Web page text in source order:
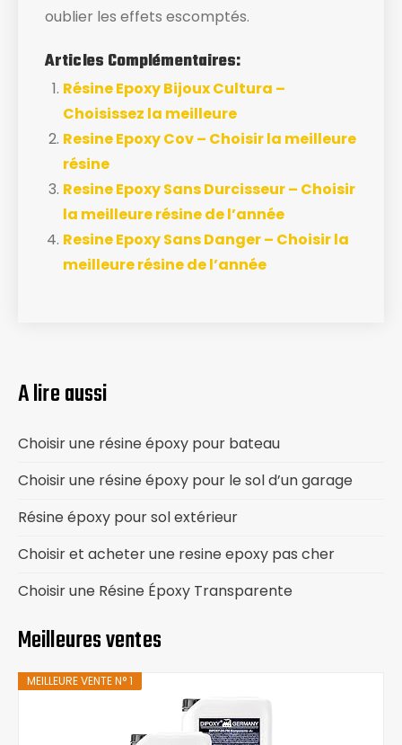
oublier les effets escomptés.
Articles Complémentaires:
Résine Epoxy Bijoux Cultura –
Choisissez la meilleure
Resine Epoxy Cov – Choisir la meilleure
résine
Resine Epoxy Sans Durcisseur – Choisir
la meilleure résine de l’année
Resine Epoxy Sans Danger – Choisir la
meilleure résine de l’année
A lire aussi
Choisir une résine époxy pour bateau
Choisir une résine époxy pour le sol d’un garage
Résine époxy pour sol extérieur
Choisir et acheter une resine epoxy pas cher
Choisir une Résine Époxy Transparente
Meilleures ventes
MEILLEURE VENTE N° 1